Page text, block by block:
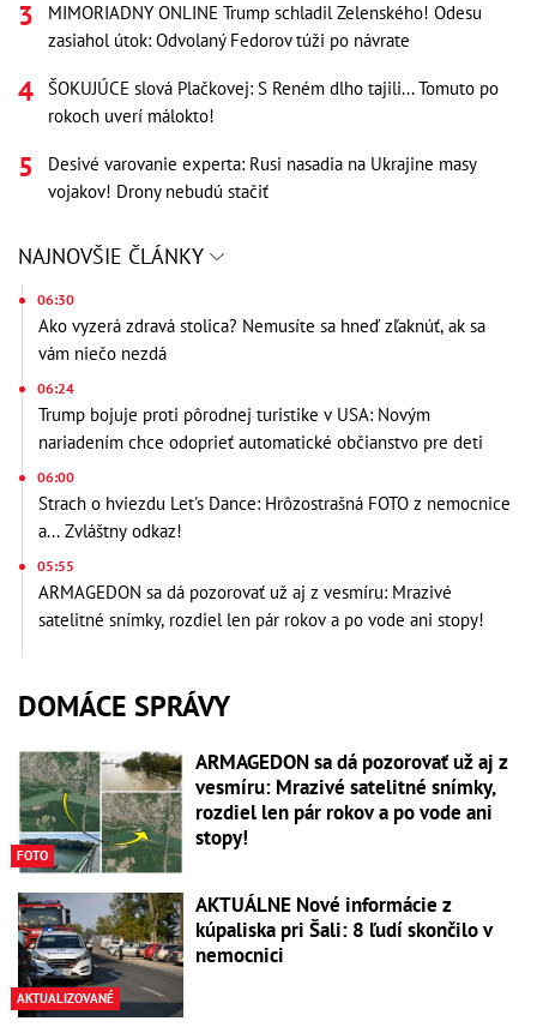
MIMORIADNY ONLINE Trump schladil Zelenského! Odesu
zasiahol útok: Odvolaný Fedorov túži po návrate
ŠOKUJÚCE slová Plačkovej: S Reném dlho tajili... Tomuto po
rokoch uverí málokto!
Desivé varovanie experta: Rusi nasadia na Ukrajine masy
vojakov! Drony nebudú stačiť
NAJNOVŠIE ČLÁNKY
06:30
Ako vyzerá zdravá stolica? Nemusíte sa hneď zľaknúť, ak sa
vám niečo nezdá
06:24
Trump bojuje proti pôrodnej turistike v USA: Novým
nariadením chce odoprieť automatické občianstvo pre deti
06:00
Strach o hviezdu Let's Dance: Hrôzostrašná FOTO z nemocnice
a... Zvláštny odkaz!
05:55
ARMAGEDON sa dá pozorovať už aj z vesmíru: Mrazivé
satelitné snímky, rozdiel len pár rokov a po vode ani stopy!
DOMÁCE SPRÁVY
FOTO
ARMAGEDON sa dá pozorovať už aj z
vesmíru: Mrazivé satelitné snímky,
rozdiel len pár rokov a po vode ani
stopy!
AKTUALIZOVANÉ
AKTUÁLNE Nové informácie z
kúpaliska pri Šali: 8 ľudí skončilo v
nemocnici